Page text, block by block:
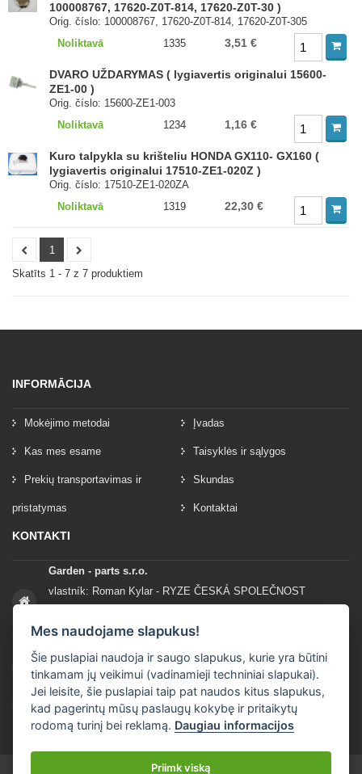
100008767, 17620-Z0T-814, 17620-Z0T-30 )
Orig. číslo: 100008767, 17620-Z0T-814, 17620-Z0T-305
Noliktavā
1335 3,51 €
DVARO UŽDARYMAS ( lygiavertis originalui 15600-
ZE1-00 )
Orig. číslo: 15600-ZE1-003
Noliktavā
1234 1,16 €
Kuro talpykla su krišteliu HONDA GX110- GX160 (
lygiavertis originalui 17510-ZE1-020Z )
Orig. číslo: 17510-ZE1-020ZA
Noliktavā
1319 22,30 €
1
Skatīts 1 - 7 z 7 produktiem
INFORMĀCIJA
Mokėjimo metodai Įvadas
Kas mes esame Taisyklės ir sąlygos
Prekių transportavimas ir
pristatymas
Skundas
Kontaktai
KONTAKTI
Garden - parts s.r.o.
vlastník: Roman Kylar - RYZE ČESKÁ SPOLEČNOST
56935 Mladějov na Moravě
+420 777 96 96 03
info@garden-parts.cz
Mes naudojame slapukus!
Šie puslapiai naudoja ir saugo slapukus, kurie yra būtini
tinkamam jų veikimui (vadinamieji techniniai slapukai).
Jei leisite, šie puslapiai taip pat naudos kitus slapukus,
kad pagerintų mūsų paslaugų kokybę ir pritaikytų
rodomą turinį bei reklamą. Daugiau informacijos
Priimk viską